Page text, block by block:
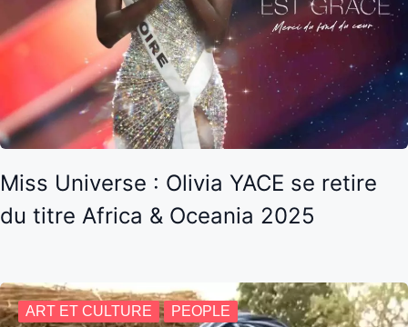
Miss Universe : Olivia YACE se retire
du titre Africa & Oceania 2025
ART ET CULTURE PEOPLE